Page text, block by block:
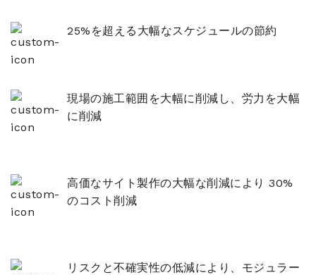
25%を超える大幅なスケジュールの節約
現場の施工範囲を大幅に削減し、労力を大幅
に削減
高価なサイト製作の大幅な削減により 30%
のコスト削減
リスクと不確実性の低減により、モジュラー